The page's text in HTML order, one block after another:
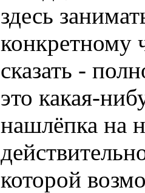
здесь
конкретному
сказать -
это какая-
нашлёпка на
которой